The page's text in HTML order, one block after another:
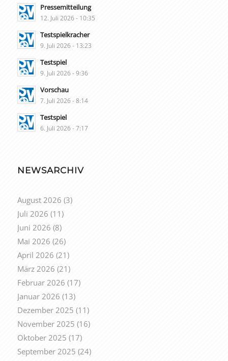
Pressemitteilung
12. Juli 2026 - 10:35
Testspielkracher
9. Juli 2026 - 13:23
Testspiel
9. Juli 2026 - 9:36
Vorschau
7. Juli 2026 - 8:14
Testspiel
6. Juli 2026 - 7:17
NEWSARCHIV
August 2026 (3)
Juli 2026 (11)
Juni 2026 (8)
Mai 2026 (26)
April 2026 (21)
März 2026 (21)
Februar 2026 (17)
Januar 2026 (13)
Dezember 2025 (11)
November 2025 (16)
Oktober 2025 (17)
September 2025 (24)